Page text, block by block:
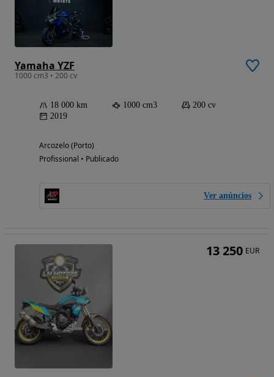
Yamaha YZF
1000 cm3 • 200 cv
18 000 km 1000 cm3
200 cv
2019
Arcozelo (Porto)
Profissional • Publicado
Ver anúncios
13 250 EUR